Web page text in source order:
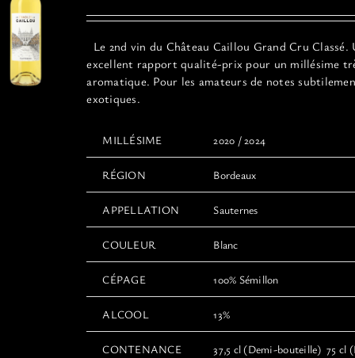
prix :
12,00€
à
22,00€
Le 2nd vin du Château Caillou Grand Cru Classé.
excellent rapport qualité-prix pour un millésime
aromatique. Pour les amateurs de notes
exotiques.
MILLÉSIME 2020 / 2024
RÉGION Bordeaux
APPELLATION Sauternes
COULEUR Blanc
CÉPAGE 100% Sémillon
ALCOOL 13%
CONTENANCE 37,5 cl (Demi-bouteille) 75 cl